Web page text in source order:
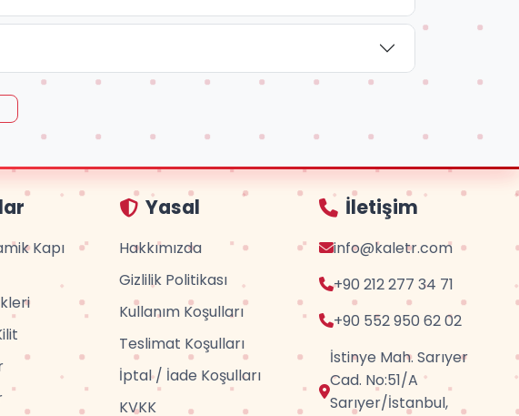
Kapı
Yasal
Hakkımızda
Gizlilik Politikası
Kullanım Koşulları
Teslimat Koşulları
İptal / İade Koşulları
KVKK
İletişim
info@kaletr.com
+90 212 277 34 71
+90 552 950 62 02
İstinye Mah. Sarıyer
Cad. No:51/A
Sarıyer/İstanbul,